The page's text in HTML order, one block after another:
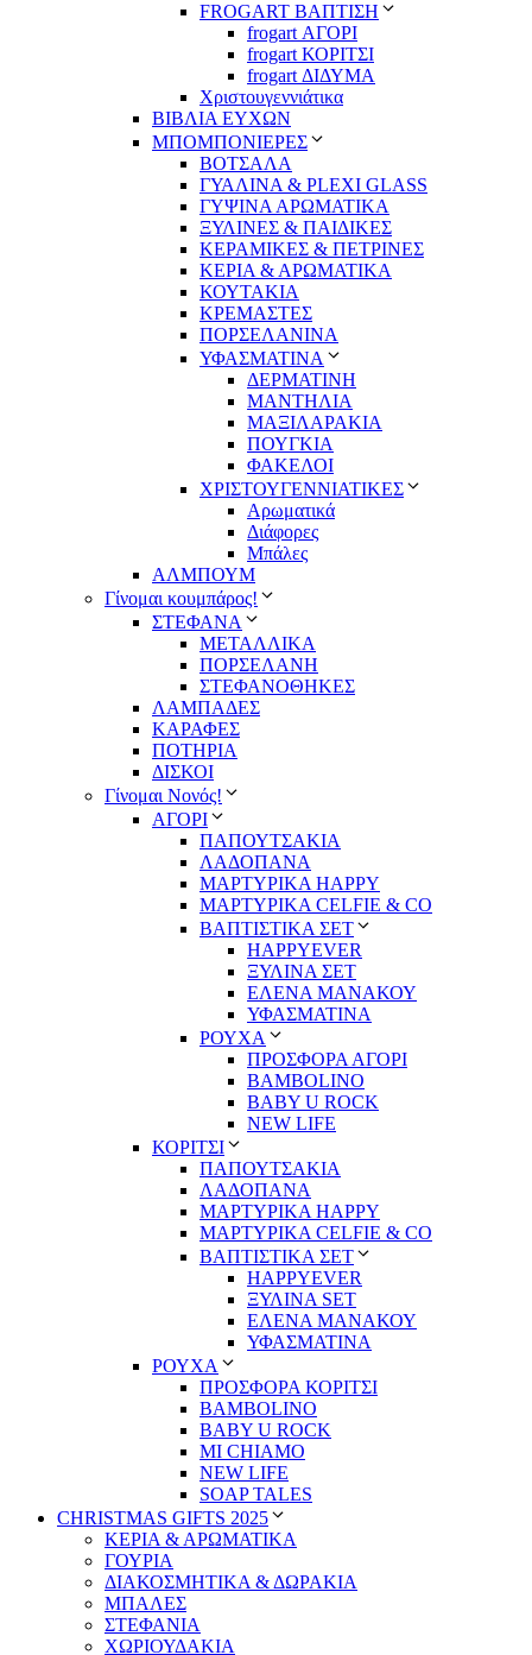
FROGART ΒΑΠΤΙΣΗ
frogart ΑΓΟΡΙ
frogart ΚΟΡΙΤΣΙ
frogart ΔΙΔΥΜΑ
Χριστουγεννιάτικα
ΒΙΒΛΙΑ ΕΥΧΩΝ
ΜΠΟΜΠΟΝΙΕΡΕΣ
ΒΟΤΣΑΛΑ
ΓΥΑΛΙΝΑ & PLEXI GLASS
ΓΥΨΙΝΑ ΑΡΩΜΑΤΙΚΑ
ΞΥΛΙΝΕΣ & ΠΑΙΔΙΚΕΣ
ΚΕΡΑΜΙΚΕΣ & ΠΕΤΡΙΝΕΣ
ΚΕΡΙΑ & ΑΡΩΜΑΤΙΚΑ
ΚΟΥΤΑΚΙΑ
ΚΡΕΜΑΣΤΕΣ
ΠΟΡΣΕΛΑΝΙΝΑ
ΥΦΑΣΜΑΤΙΝA
ΔΕΡΜΑΤΙΝΗ
ΜΑΝΤΗΛΙΑ
ΜΑΞΙΛΑΡΑΚΙΑ
ΠΟΥΓΚΙΑ
ΦΑΚΕΛΟΙ
ΧΡΙΣΤΟΥΓΕΝΝΙΑΤΙΚΕΣ
Αρωματικά
Διάφορες
Μπάλες
ΑΛΜΠΟΥΜ
Γίνομαι κουμπάρος!
ΣΤΕΦΑΝΑ
ΜΕΤΑΛΛΙΚΑ
ΠΟΡΣΕΛΑΝΗ
ΣΤΕΦΑΝΟΘΗΚΕΣ
ΛΑΜΠΑΔΕΣ
ΚΑΡΑΦΕΣ
ΠΟΤΗΡΙΑ
ΔΙΣΚΟΙ
Γίνομαι Νονός!
ΑΓΟΡΙ
ΠΑΠΟΥΤΣΑΚΙΑ
ΛΑΔΟΠΑΝΑ
ΜΑΡΤΥΡΙΚΑ HAPPY
ΜΑΡΤΥΡΙΚΑ CELFIE & CO
ΒΑΠΤΙΣΤΙΚΑ ΣΕΤ
HAPPYEVER
ΞΥΛΙΝΑ ΣΕΤ
ΕΛΕΝΑ ΜΑΝΑΚΟΥ
ΥΦΑΣΜΑΤΙΝΑ
ΡΟΥΧΑ
ΠΡΟΣΦΟΡΑ ΑΓΟΡΙ
BAMBOLINO
BABY U ROCK
NEW LIFE
ΚΟΡΙΤΣΙ
ΠΑΠΟΥΤΣΑΚΙΑ
ΛΑΔΟΠΑΝΑ
ΜΑΡΤΥΡΙΚΑ HAPPY
ΜΑΡΤΥΡΙΚΑ CELFIE & CO
ΒΑΠΤΙΣΤΙΚΑ ΣΕΤ
HAPPYEVER
ΞΥΛΙΝΑ SET
ΕΛΕΝΑ ΜΑΝΑΚΟΥ
ΥΦΑΣΜΑΤΙΝΑ
ΡΟΥΧΑ
ΠΡΟΣΦΟΡΑ ΚΟΡΙΤΣΙ
BAMBOLINO
BABY U ROCK
MI CHIAMO
NEW LIFE
SOAP TALES
CHRISTMAS GIFTS 2025
ΚΕΡΙΑ & ΑΡΩΜΑΤΙΚΑ
ΓΟΥΡΙΑ
ΔΙΑΚΟΣΜΗΤΙΚΑ & ΔΩΡΑΚΙΑ
ΜΠΑΛΕΣ
ΣΤΕΦΑΝΙΑ
ΧΩΡΙΟΥΔΑΚΙΑ